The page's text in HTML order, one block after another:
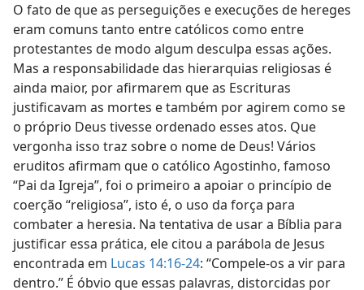
O fato de que as perseguições e execuções de hereges
eram comuns tanto entre católicos como entre
protestantes de modo algum desculpa essas ações.
Mas a responsabilidade das hierarquias religiosas é
ainda maior, por afirmarem que as Escrituras
justificavam as mortes e também por agirem como se
o próprio Deus tivesse ordenado esses atos. Que
vergonha isso traz sobre o nome de Deus! Vários
eruditos afirmam que o católico Agostinho, famoso
“Pai da Igreja”, foi o primeiro a apoiar o princípio de
coerção “religiosa”, isto é, o uso da força para
combater a heresia. Na tentativa de usar a Bíblia para
justificar essa prática, ele citou a parábola de Jesus
encontrada em Lucas 14:16-24: “Compele-os a vir para
dentro.” É óbvio que essas palavras, distorcidas por